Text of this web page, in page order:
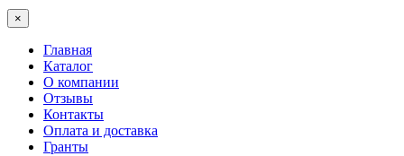
×
Главная
Каталог
О компании
Отзывы
Контакты
Оплата и доставка
Гранты